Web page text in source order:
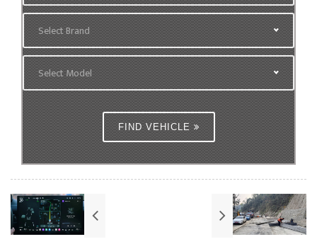
Select Brand
Select Model
FIND VEHICLE